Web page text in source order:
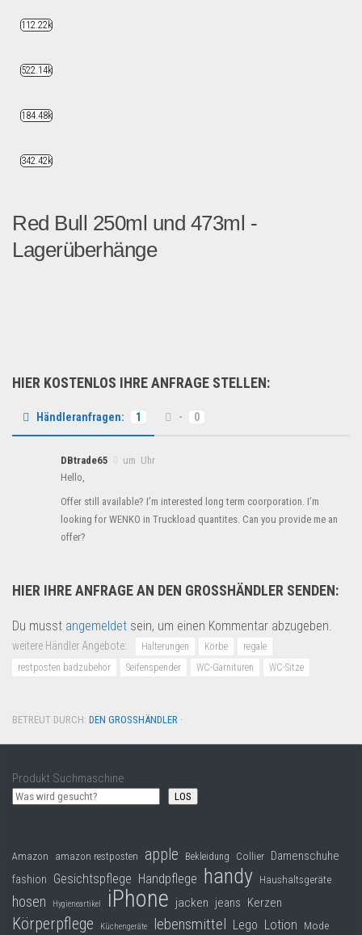
Red Bull 250ml und 473ml -
Lagerüberhänge
HIER KOSTENLOS IHRE ANFRAGE STELLEN:
Händleranfragen: 1 - 0
DBtrade65
um Uhr
Hello,
Offer still available? I’m interested long term coorporation. I’m
looking for WENKO in Truckload quantites. Can you provide me an
offer?
HIER IHRE ANFRAGE AN DEN GROSSHÄNDLER SENDEN:
Du musst angemeldet sein, um einen Kommentar abzugeben.
weitere Händler Angebote: Halterungen Körbe
regale
restposten badzubehör
Seifenspender WC-Garnituren WC-Sitze
BETREUT DURCH: DEN GROSSHÄNDLER ·
Produkt Suchmaschine
LOS
Amazon amazon restposten apple Bekleidung Collier Damenschuhe
fashion Gesichtspflege Handpflege handy Haushaltsgeräte
hosen Hygieneartikel iPhone jacken jeans Kerzen
Körperpflege Küchengeräte lebensmittel Lego Lotion Mode
112.22k
522.14k
184.48k
342.42k